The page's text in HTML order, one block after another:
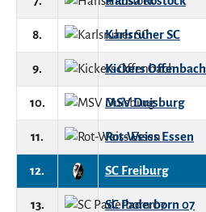
8. Karlsruher SC
9. Kickers Offenbach
10. MSV Duisburg
11. Rot-Weiss Essen
12. SC Freiburg
13. SC Paderborn 07